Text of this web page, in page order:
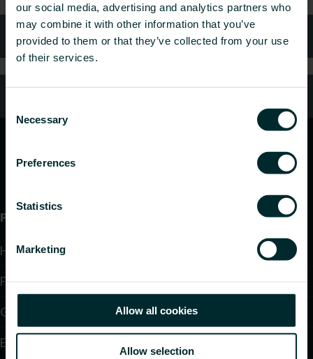
our social media, advertising and analytics partners who
may combine it with other information that you’ve
provided to them or that they’ve collected from your use
of their services.
Selection
Necessary
Preferences
Statistics
Marketing
Allow all cookies
Allow selection
Häufig gestellte Fragen
Produkte
Heizkörper
Fußbodenheizung und -kühlung
Gebläsekonvektoren
Elektroheizung